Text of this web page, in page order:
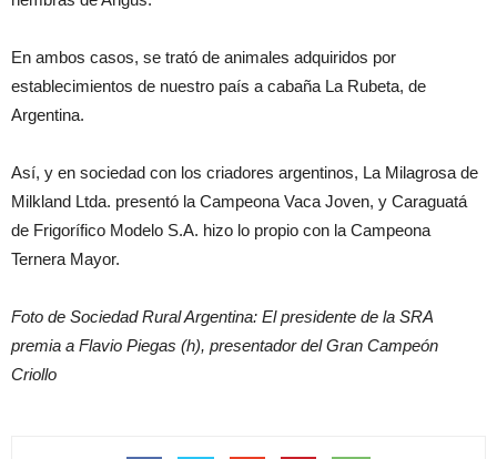
En ambos casos, se trató de animales adquiridos por
establecimientos de nuestro país a cabaña La Rubeta, de
Argentina.
Así, y en sociedad con los criadores argentinos, La Milagrosa de
Milkland Ltda. presentó la Campeona Vaca Joven, y Caraguatá
de Frigorífico Modelo S.A. hizo lo propio con la Campeona
Ternera Mayor.
Foto de Sociedad Rural Argentina: El presidente de la SRA
premia a Flavio Piegas (h), presentador del Gran Campeón
Criollo